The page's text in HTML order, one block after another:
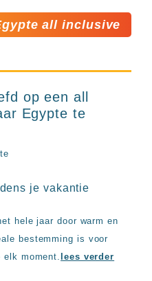
all inclusive
op een all
Egypte te
je vakantie
hele jaar door warm en
bestemming is voor
moment.
lees verder